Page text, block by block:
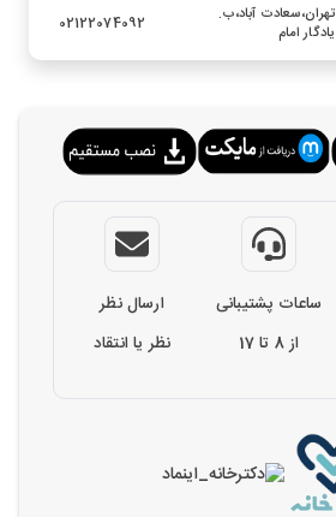
تهران،سعادت آباد،ب.
یادگار امام
02122074092
ساعات پشتیبانی
از 8 تا 17
ارسال نظر
نظر یا انتقاد